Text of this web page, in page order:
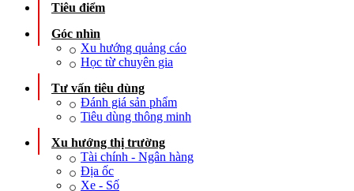
Tiêu điểm
Góc nhìn
Xu hướng quảng cáo
Học từ chuyên gia
Tư vấn tiêu dùng
Đánh giá sản phẩm
Tiêu dùng thông minh
Xu hướng thị trường
Tài chính - Ngân hàng
Địa ốc
Xe - Số